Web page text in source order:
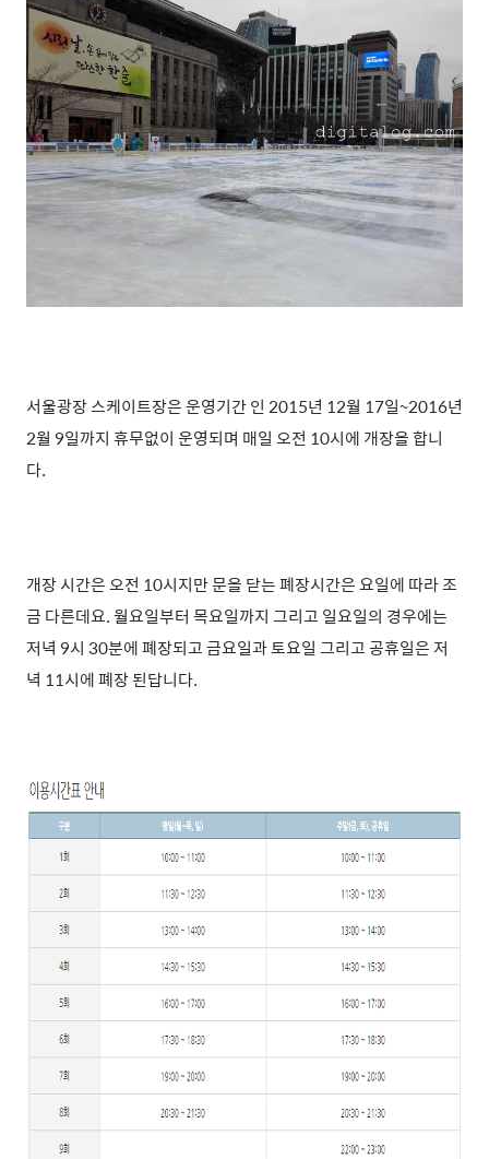
서울광장 스케이트장은 운영기간 인 2015년 12월 17일~2016년
2월 9일까지 휴무없이 운영되며 매일 오전 10시에 개장을 합니
다.
개장 시간은 오전 10시지만 문을 닫는 폐장시간은 요일에 따라조
금 다른데요.월요일부터 목요일까지 그리고 일요일의 경우에는
저녁 9시 30분에 폐장되고 금요일과 토요일 그리고 공휴일은 저
녁 11시에 폐장 된답니다.